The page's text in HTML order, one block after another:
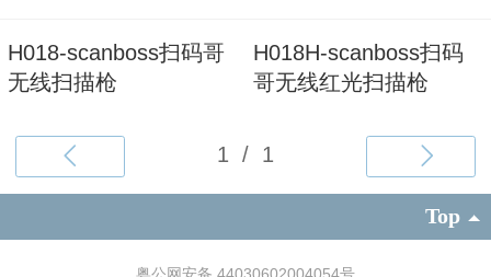
H018-scanboss扫码哥
无线扫描枪
H018H-scanboss扫码
哥无线红光扫描枪
Top